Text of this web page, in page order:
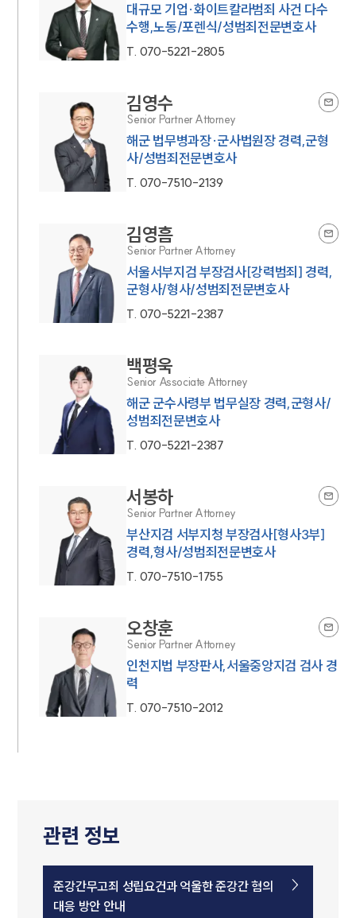
대규모 기업·화이트칼라범죄 사건 다수
수행,노동/포렌식/성범죄전문변호사
T. 070-5221-2805
김영수
Senior Partner Attorney
해군 법무병과장·군사법원장 경력,군형
사/성범죄전문변호사
T. 070-7510-2139
김영흠
Senior Partner Attorney
서울서부지검 부장검사[강력범죄] 경력,
군형사/형사/성범죄전문변호사
T. 070-5221-2387
백평욱
Senior Associate Attorney
해군 군수사령부 법무실장 경력,군형사/
성범죄전문변호사
T. 070-5221-2387
서봉하
Senior Partner Attorney
부산지검 서부지청 부장검사[형사3부]
경력,형사/성범죄전문변호사
T. 070-7510-1755
오창훈
Senior Partner Attorney
인천지법 부장판사,서울중앙지검 검사 경
력
T. 070-7510-2012
관련 정보
준강간무고죄 성립요건과 억울한 준강간 혐의
대응 방안 안내